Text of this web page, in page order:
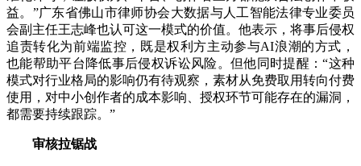
益。”广东省佛山市律师协会大数据与人工智能法律专业委员
会副主任王志峰也认可这一模式的价值。他表示，将事后侵权
追责转化为前端监控，既是权利方主动参与AI浪潮的方式，
也能帮助平台降低事后侵权诉讼风险。但他同时提醒：“这种
模式对行业格局的影响仍有待观察，素材从免费取用转向付费
使用，对中小创作者的成本影响、授权环节可能存在的漏洞，
都需要持续跟踪。”
审核拉锯战